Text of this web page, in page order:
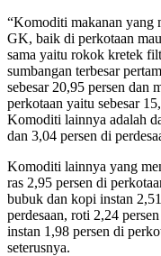
“Komoditi makanan yang
GK, baik di perkotaan
sama yaitu rokok kretek
sumbangan terbesar
sebesar 20,95 persen dan
perkotaan yaitu sebesar
Komoditi lainnya adalah
dan 3,04 persen di
Komoditi lainnya yang
ras 2,95 persen di
bubuk dan kopi instan
perdesaan, roti 2,24
instan 1,98 persen di
seterusnya.